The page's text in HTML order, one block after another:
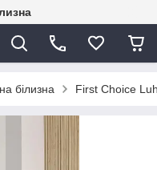
білизна First Сhoice